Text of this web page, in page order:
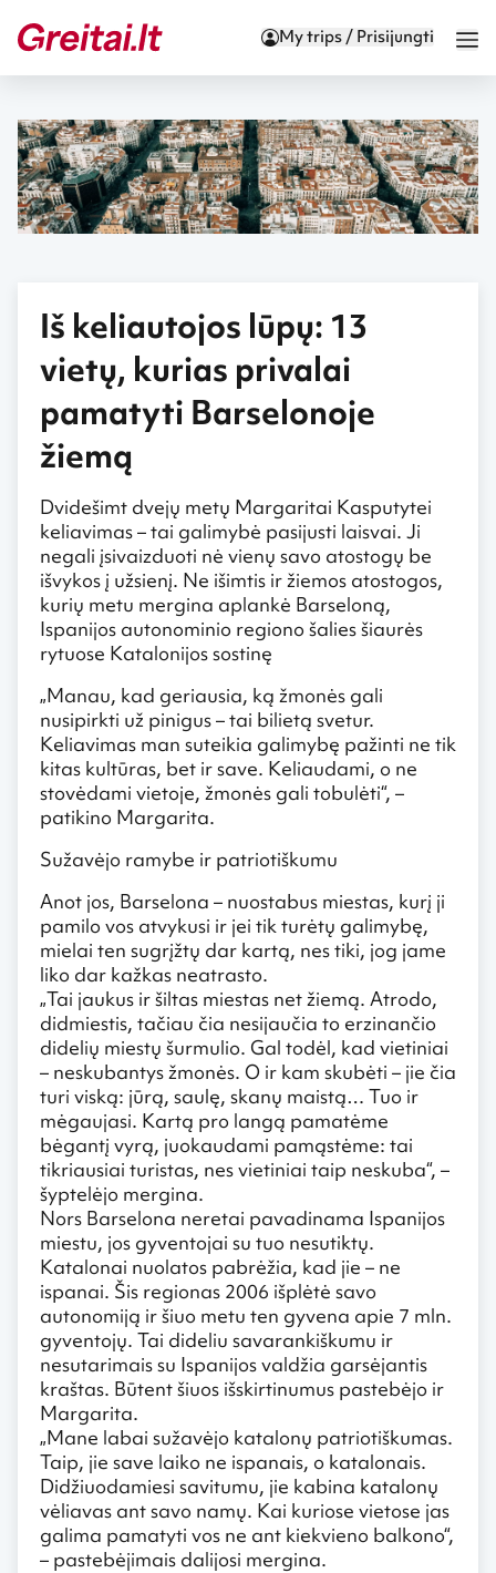
My trips / Prisijungti
Iš keliautojos lūpų: 13
vietų, kurias privalai
pamatyti Barselonoje
žiemą
Dvidešimt dvejų metų Margaritai Kasputytei
keliavimas – tai galimybė pasijusti laisvai. Ji
negali įsivaizduoti nė vienų savo atostogų be
išvykos į užsienį. Ne išimtis ir žiemos atostogos,
kurių metu mergina aplankė Barseloną,
Ispanijos autonominio regiono šalies šiaurės
rytuose Katalonijos sostinę
„Manau, kad geriausia, ką žmonės gali
nusipirkti už pinigus – tai bilietą svetur.
Keliavimas man suteikia galimybę pažinti ne tik
kitas kultūras, bet ir save. Keliaudami, o ne
stovėdami vietoje, žmonės gali tobulėti“, –
patikino Margarita.
Sužavėjo ramybe ir patriotiškumu
Anot jos, Barselona – nuostabus miestas, kurį ji
pamilo vos atvykusi ir jei tik turėtų galimybę,
mielai ten sugrįžtų dar kartą, nes tiki, jog jame
liko dar kažkas neatrasto.
„Tai jaukus ir šiltas miestas net žiemą. Atrodo,
didmiestis, tačiau čia nesijaučia to erzinančio
didelių miestų šurmulio. Gal todėl, kad vietiniai
– neskubantys žmonės. O ir kam skubėti – jie čia
turi viską: jūrą, saulę, skanų maistą… Tuo ir
mėgaujasi. Kartą pro langą pamatėme
bėgantį vyrą, juokaudami pamąstėme: tai
tikriausiai turistas, nes vietiniai taip neskuba“, –
šyptelėjo mergina.
Nors Barselona neretai pavadinama Ispanijos
miestu, jos gyventojai su tuo nesutiktų.
Katalonai nuolatos pabrėžia, kad jie – ne
ispanai. Šis regionas 2006 išplėtė savo
autonomiją ir šiuo metu ten gyvena apie 7 mln.
gyventojų. Tai dideliu savarankiškumu ir
nesutarimais su Ispanijos valdžia garsėjantis
kraštas. Būtent šiuos išskirtinumus pastebėjo ir
Margarita.
„Mane labai sužavėjo katalonų patriotiškumas.
Taip, jie save laiko ne ispanais, o katalonais.
Didžiuodamiesi savitumu, jie kabina katalonų
vėliavas ant savo namų. Kai kuriose vietose jas
galima pamatyti vos ne ant kiekvieno balkono“,
– pastebėjimais dalijosi mergina.